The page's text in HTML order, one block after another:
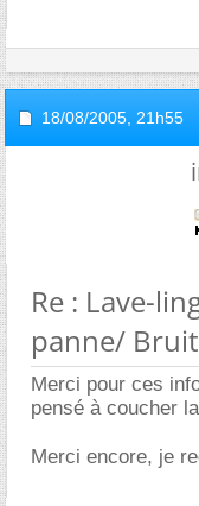
18/08/2005, 21h55
Re : Lave-
panne/ Bruit
Merci pour ces
pensé à coucher
Merci encore, je